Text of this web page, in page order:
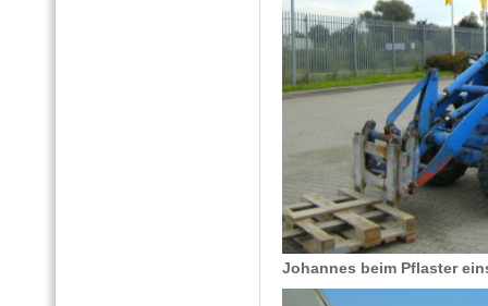
Johannes beim Pflaster